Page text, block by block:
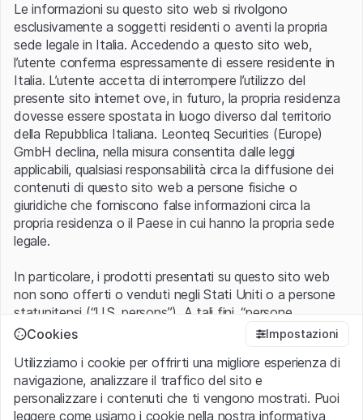
Oro XAU=
USD 4.343,74
CATEGORIA
Metalli preziosi
CAMBIO
+102,48
PERCENTUALE
+2,42%
Palladio
USD 1.381,80
CATEGORIA
LAST 7 DAYS
Platino
USD 1.748,49
CATEGORIA
Metalli preziosi
CAMBIO
+15,74
PERCENTUALE
+0,91%
Le informazioni su questo sito web si rivolgono
esclusivamente a soggetti residenti o aventi la propria
sede legale in Italia. Accedendo a questo sito web,
l’utente conferma espressamente di essere residente in
Italia. L’utente accetta di interrompere l’utilizzo del
presente sito internet ove, in futuro, la propria residenza
dovesse essere spostata in luogo diverso dal territorio
della Repubblica Italiana. Leonteq Securities (Europe)
GmbH declina, nella misura consentita dalle leggi
applicabili, qualsiasi responsabilità circa la diffusione dei
contenuti di questo sito web a persone fisiche o
giuridiche che forniscono false informazioni circa la
propria residenza o il Paese in cui hanno la propria sede
legale.
In particolare, i prodotti presentati su questo sito web
non sono offerti o venduti negli Stati Uniti o a persone
statunitensi (“U.S. persons”). A tali fini, “persone
statunitensi” vanno intese nel significato ad esse ascritto
1933 che include le persone residenti negli Stati Uniti
d’America, le società per azioni e le altre forme societarie
americane.
Cookies Impostazioni
Utilizziamo i cookie per offrirti una migliore esperienza di
navigazione, analizzare il traffico del sito e
personalizzare i contenuti che ti vengono mostrati. Puoi
leggere come usiamo i cookie nella nostra informativa